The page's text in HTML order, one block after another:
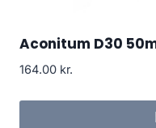
Aconitum D30
164.00 kr.